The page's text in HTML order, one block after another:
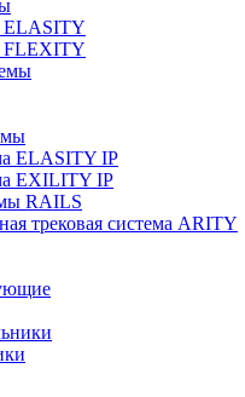
ELASITY
FLEXITY
ELASITY IP
EXILITY IP
RAILS
трековая система ARITY